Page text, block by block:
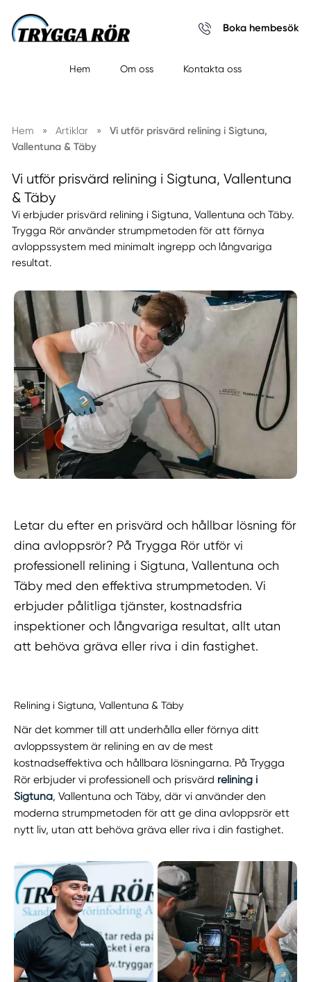
Boka hembesök
Hem Om oss Kontakta oss
Hem » Artiklar »
Vi utför prisvärd relining i Sigtuna,
Vallentuna & Täby
Vi utför prisvärd relining i Sigtuna, Vallentuna
& Täby
Vi erbjuder prisvärd relining i Sigtuna, Vallentuna och Täby.
Trygga Rör använder strumpmetoden för att förnya
avloppssystem med minimalt ingrepp och långvariga
resultat.
Letar du efter en prisvärd och hållbar lösning för
dina avloppsrör? På Trygga Rör utför vi
professionell relining i Sigtuna, Vallentuna och
Täby med den effektiva strumpmetoden. Vi
erbjuder pålitliga tjänster, kostnadsfria
inspektioner och långvariga resultat, allt utan
att behöva gräva eller riva i din fastighet.
Relining i Sigtuna, Vallentuna & Täby
När det kommer till att underhålla eller förnya ditt
avloppssystem är relining en av de mest
kostnadseffektiva och hållbara lösningarna. På Trygga
Rör erbjuder vi professionell och prisvärd relining i
Sigtuna, Vallentuna och Täby, där vi använder den
moderna strumpmetoden för att ge dina avloppsrör ett
nytt liv, utan att behöva gräva eller riva i din fastighet.